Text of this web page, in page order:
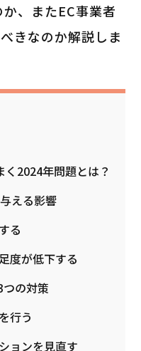
、またEC事業者
きなのか解説しま
2024年問題とは？
える影響
る
度が低下する
つの対策
行う
ョンを見直す